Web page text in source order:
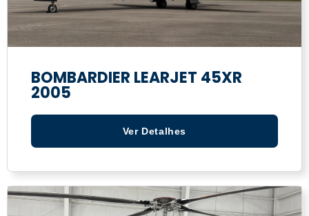
BOMBARDIER LEARJET 45XR
2005
Ver Detalhes